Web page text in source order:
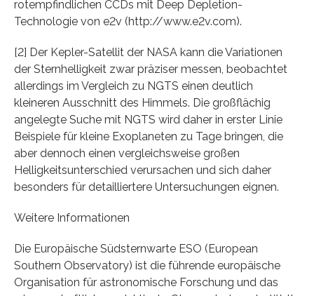
rotempfindlichen CCDs mit Deep Depletion-
Technologie von e2v (http://www.e2v.com).
[2] Der Kepler-Satellit der NASA kann die Variationen
der Sternhelligkeit zwar präziser messen, beobachtet
allerdings im Vergleich zu NGTS einen deutlich
kleineren Ausschnitt des Himmels. Die großflächig
angelegte Suche mit NGTS wird daher in erster Linie
Beispiele für kleine Exoplaneten zu Tage bringen, die
aber dennoch einen vergleichsweise großen
Helligkeitsunterschied verursachen und sich daher
besonders für detailliertere Untersuchungen eignen.
Weitere Informationen
Die Europäische Südsternwarte ESO (European
Southern Observatory) ist die führende europäische
Organisation für astronomische Forschung und das